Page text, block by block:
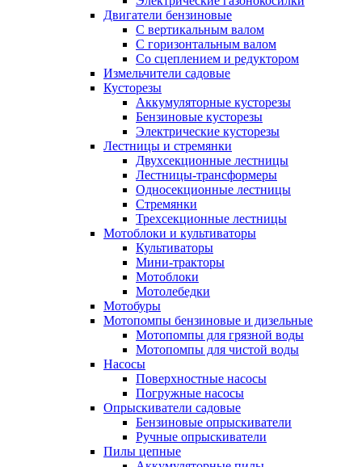
Двигатели бензиновые
С вертикальным валом
С горизонтальным валом
Со сцеплением и редуктором
Измельчители садовые
Кусторезы
Аккумуляторные кусторезы
Бензиновые кусторезы
Электрические кусторезы
Лестницы и стремянки
Двухсекционные лестницы
Лестницы-трансформеры
Односекционные лестницы
Стремянки
Трехсекционные лестницы
Мотоблоки и культиваторы
Культиваторы
Мини-тракторы
Мотоблоки
Мотолебедки
Мотобуры
Мотопомпы бензиновые и дизельные
Мотопомпы для грязной воды
Мотопомпы для чистой воды
Насосы
Поверхностные насосы
Погружные насосы
Опрыскиватели садовые
Бензиновые опрыскиватели
Ручные опрыскиватели
Пилы цепные